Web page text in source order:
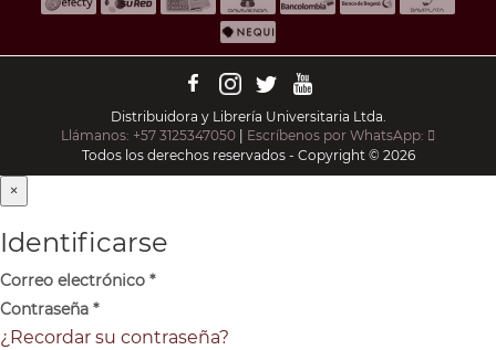
Distribuidora y Librería Universitaria Ltda.
Llámanos: +57 3125347050
Escríbenos por WhatsApp:
Todos los derechos reservados - Copyright © 2026
×
Identificarse
Correo electrónico *
Contraseña *
¿Recordar su contraseña?